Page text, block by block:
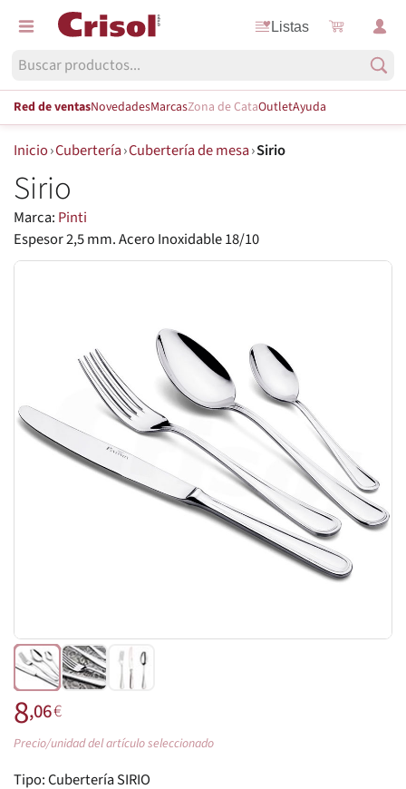
Listas
Red de ventasNovedadesMarcasZona de CataOutletAyuda
Inicio›Cubertería›Cubertería de mesa›Sirio
Sirio
Marca: Pinti
Espesor 2,5 mm. Acero Inoxidable 18/10
8,06€
Precio/unidad del artículo seleccionado
Tipo:Cubertería SIRIO